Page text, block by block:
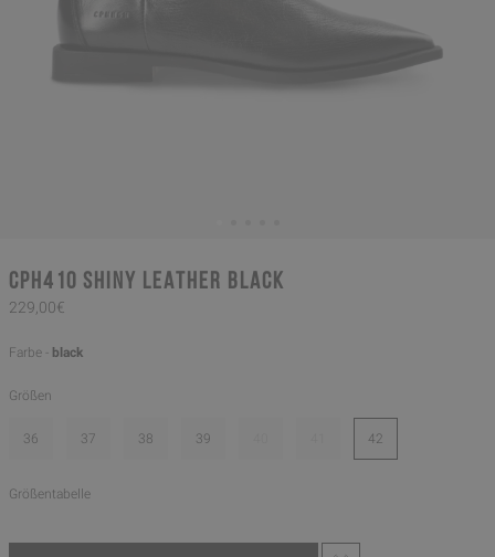
CPH410 shiny leather black
229,00€
Farbe - black
Größen
36 37 38 39 42
Größentabelle